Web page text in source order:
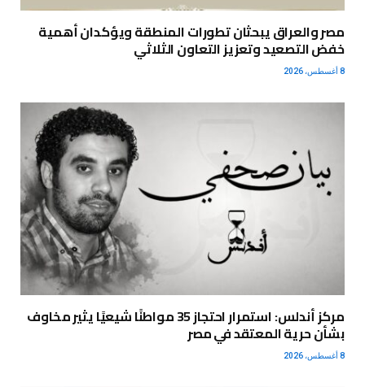
مصر والعراق يبحثان تطورات المنطقة ويؤكدان أهمية
خفض التصعيد وتعزيز التعاون الثلاثي
8 أغسطس، 2026
مركز أندلس: استمرار احتجاز 35 مواطنًا شيعيًا يثير مخاوف
بشأن حرية المعتقد في مصر
8 أغسطس، 2026